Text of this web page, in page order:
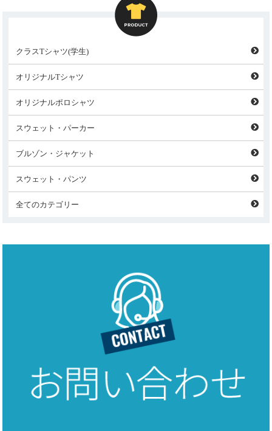
クラスTシャツ(学生)
オリジナルTシャツ
オリジナルポロシャツ
スウェット・パーカー
ブルゾン・ジャケット
スウェット・パンツ
全てのカテゴリー